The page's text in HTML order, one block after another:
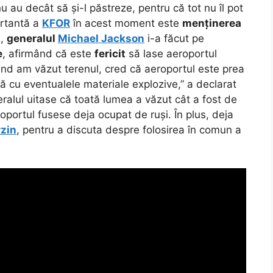
au decât să și-l păstreze, pentru că tot nu îl pot
a KFOR în acest moment este menținerea
generalul Michael Jackson i-a făcut pe
, afirmând că este fericit să lase aeroportul
am văzut terenul, cred că aeroportul este prea
cu eventualele materiale explozive,” a declarat
uitase că toată lumea a văzut cât a fost de
fusese deja ocupat de ruși. În plus, deja
, pentru a discuta despre folosirea în comun a